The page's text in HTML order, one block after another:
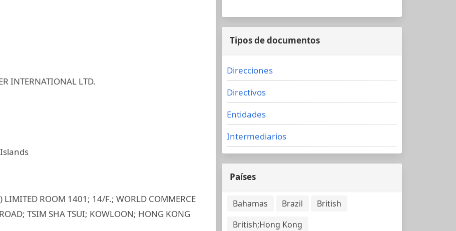
INTERNATIONAL LTD.
LIMITED ROOM 1401; 14/F.; WORLD COMMERCE
TSIM SHA TSUI; KOWLOON; HONG KONG
Tipos de documentos
Direcciones
Directivos
Entidades
Intermediarios
Países
Bahamas Brazil
British
British;Hong Kong